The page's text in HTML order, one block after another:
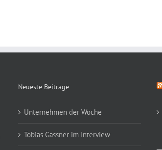
Neueste Beiträge
Unternehmen der Woche
Tobias Gassner im Interview